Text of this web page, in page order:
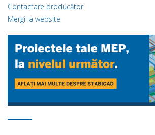
Contactare producător
Mergi la website